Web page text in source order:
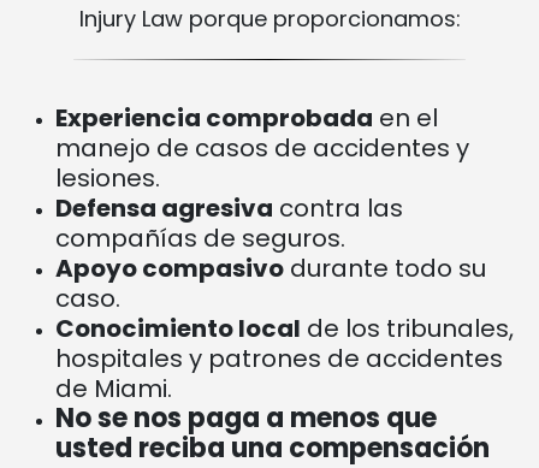
Injury Law porque proporcionamos:
Experiencia comprobada en el
manejo de casos de accidentes y
lesiones.
Defensa agresiva contra las
compañías de seguros.
Apoyo compasivo durante todo su
caso.
Conocimiento local de los tribunales,
hospitales y patrones de accidentes
de Miami.
No se nos paga a menos que
usted reciba una compensación